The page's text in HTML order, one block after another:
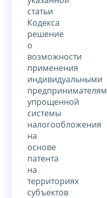
статьи
Кодекса
решение
о
возможности
применения
индивидуальными
упрощенной
системы
налогообложения
на
основе
патента
на
территориях
субъектов